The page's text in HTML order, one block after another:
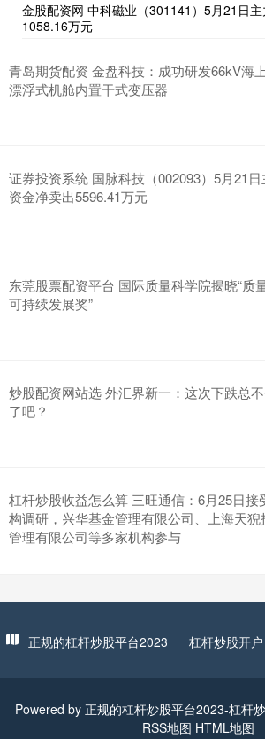
金股配资网 中科磁业（301141）5月21日
1058.16万元
青岛期货配资 金盘科技：成功研发66kV海
漂浮式机舱内置干式变压器
证券投资系统 国脉科技（002093）5月21日
资金净卖出5596.41万元
东莞股票配资平台 国际质量科学院揭晓“质
可持续发展奖”
炒股配资网站选 外汇界新一：这次下跌总
了吧？
杠杆炒股收益怎么算 三旺通信：6月25日接
构调研，兴华基金管理有限公司、上海天猊
管理有限公司等多家机构参与
正规的杠杆炒股平台2023 杠杆炒股开户
Powered by 正规的杠杆炒股平台2023-杠杆
RSS地图 HTML地图